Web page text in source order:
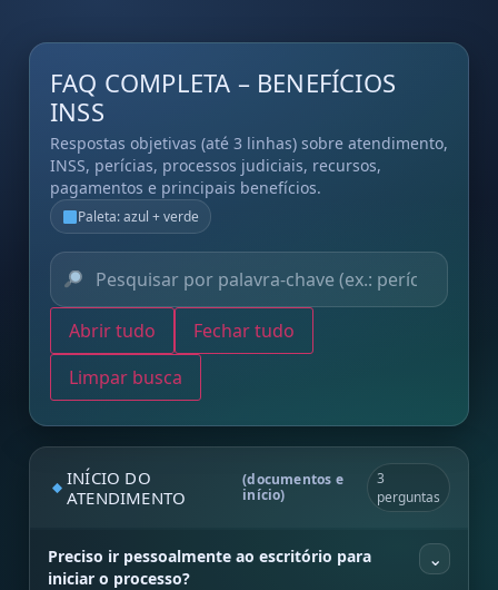
FAQ COMPLETA – BENEFÍCIOS
INSS
Respostas objetivas (até 3 linhas) sobre atendimento,
INSS, perícias, processos judiciais, recursos,
pagamentos e principais benefícios.
Paleta: azul + verde
Abrir tudo
Fechar tudo
Limpar busca
INÍCIO DO
ATENDIMENTO
(documentos e
início)
3
perguntas
Preciso ir pessoalmente ao escritório para
iniciar o processo?
⌄